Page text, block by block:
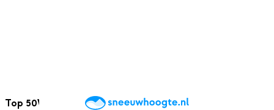
Top 50Webcams WintersportweerKaarten